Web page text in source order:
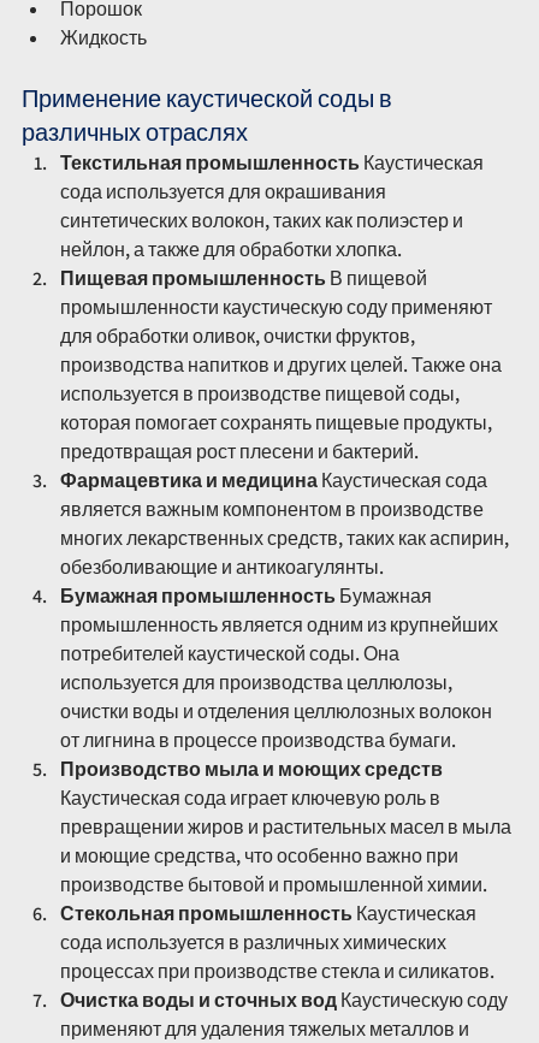
Порошок
Жидкость
Применение каустической соды в
различных отраслях
Текстильная промышленность Каустическая
сода используется для окрашивания
синтетических волокон, таких как полиэстер и
нейлон, а также для обработки хлопка.
Пищевая промышленность В пищевой
промышленности каустическую соду применяют
для обработки оливок, очистки фруктов,
производства напитков и других целей. Также она
используется в производстве пищевой соды,
которая помогает сохранять пищевые продукты,
предотвращая рост плесени и бактерий.
Фармацевтика и медицина Каустическая сода
является важным компонентом в производстве
многих лекарственных средств, таких как аспирин,
обезболивающие и антикоагулянты.
Бумажная промышленность Бумажная
промышленность является одним из крупнейших
потребителей каустической соды. Она
используется для производства целлюлозы,
очистки воды и отделения целлюлозных волокон
от лигнина в процессе производства бумаги.
Производство мыла и моющих средств
Каустическая сода играет ключевую роль в
превращении жиров и растительных масел в мыла
и моющие средства, что особенно важно при
производстве бытовой и промышленной химии.
Стекольная промышленность Каустическая
сода используется в различных химических
процессах при производстве стекла и силикатов.
Очистка воды и сточных вод Каустическую соду
применяют для удаления тяжелых металлов и